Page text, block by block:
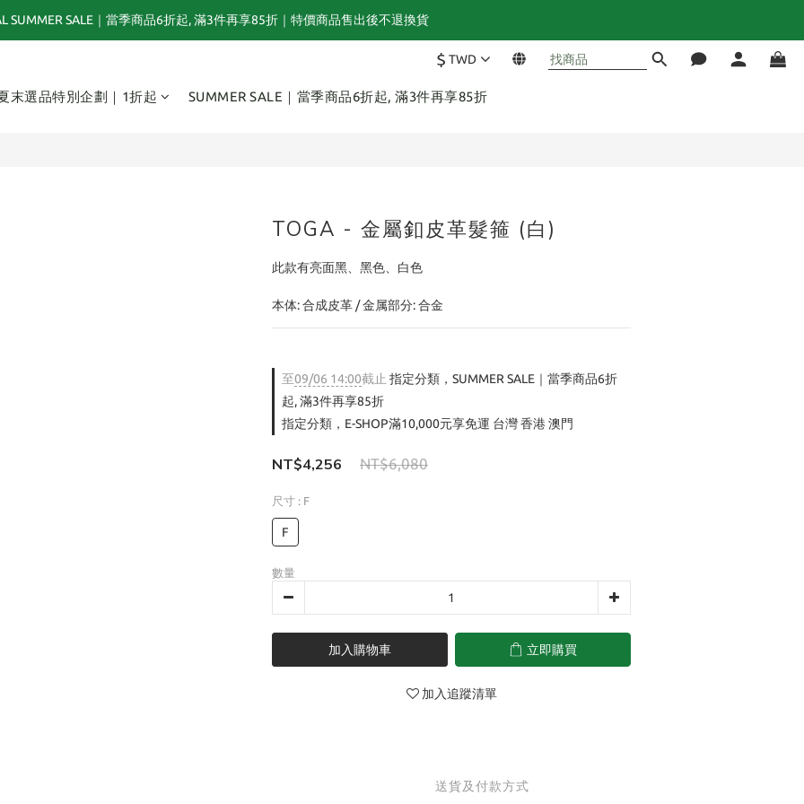
夏末選品特別企劃｜1折起｜特價商品售出後不退換貨
SUMMER SALE｜當季商品6折起, 滿3件再享85折｜特價商品售出後不退換貨
夏末選品特別企劃｜1折起｜特價商品售出後不退換貨
$ TWD
末選品特別企劃｜1折起 SUMMER SALE｜當季商品6折起, 滿3件再享85折
TOGA - 金屬釦皮革髮箍 (白)
此款有亮面黑、黑色、白色
本体: 合成皮革 / 金属部分: 合金
至09/06 14:00截止 指定分類，SUMMER SALE｜當季商品6折
起, 滿3件再享85折
指定分類，E-SHOP滿10,000元享免運 台灣 香港 澳門
NT$4,256 NT$6,080
尺寸 : F
F
數量
加入購物車 立即購買
加入追蹤清單
送貨及付款方式
立即購買